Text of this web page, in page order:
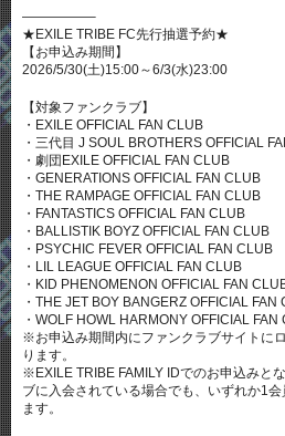
—————–
★EXILE TRIBE FC先行抽選予約★
【お申込み期間】
2026/5/30(土)15:00～6/3(水)23:00
【対象ファンクラブ】
・EXILE OFFICIAL FAN CLUB
・三代目 J SOUL BROTHERS OFFICIAL
・劇団EXILE OFFICIAL FAN CLUB
・GENERATIONS OFFICIAL FAN CLUB
・THE RAMPAGE OFFICIAL FAN CLUB
・FANTASTICS OFFICIAL FAN CLUB
・BALLISTIK BOYZ OFFICIAL FAN CLUB
・PSYCHIC FEVER OFFICIAL FAN CLUB
・LIL LEAGUE OFFICIAL FAN CLUB
・KID PHENOMENON OFFICIAL FAN
・THE JET BOY BANGERZ OFFICIAL FAN
・WOLF HOWL HARMONY OFFICIAL FAN
※お申込み期間内にファンクラブサイトに
ります。
※EXILE TRIBE FAMILY IDでのお申込みと
ブに入会されている場合でも、いずれか1
ます。